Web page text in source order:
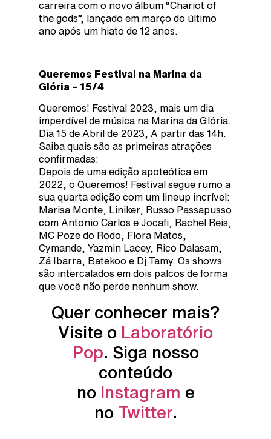
carreira com o novo álbum “Chariot of
the gods”, lançado em março do último
ano após um hiato de 12 anos.
Queremos Festival na Marina da
Glória – 15/4
Queremos! Festival 2023, mais um dia
imperdível de música na Marina da Glória.
Dia 15 de Abril de 2023, A partir das 14h.
Saiba quais são as primeiras atrações
confirmadas:
Depois de uma edição apoteótica em
2022, o Queremos! Festival segue rumo a
sua quarta edição com um lineup incrível:
Marisa Monte, Liniker, Russo Passapusso
com Antonio Carlos e Jocafi, Rachel Reis,
MC Poze do Rodo, Flora Matos,
Cymande, Yazmin Lacey, Rico Dalasam,
Zá Ibarra, Batekoo e Dj Tamy. Os shows
são intercalados em dois palcos de forma
que você não perde nenhum show.
Quer conhecer mais?
Visite o Laboratório
Pop. Siga nosso
conteúdo
no Instagram e
no Twitter.